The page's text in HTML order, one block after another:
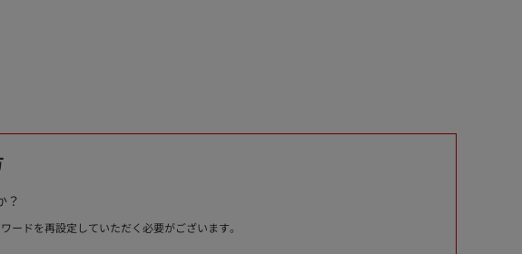
？
ドを再設定していただく必要がございます。